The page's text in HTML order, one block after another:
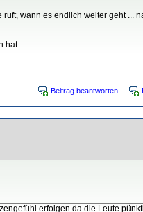
wann es endlich weiter geht ...
hat.
Beitrag beantworten
erfolgen da die Leute